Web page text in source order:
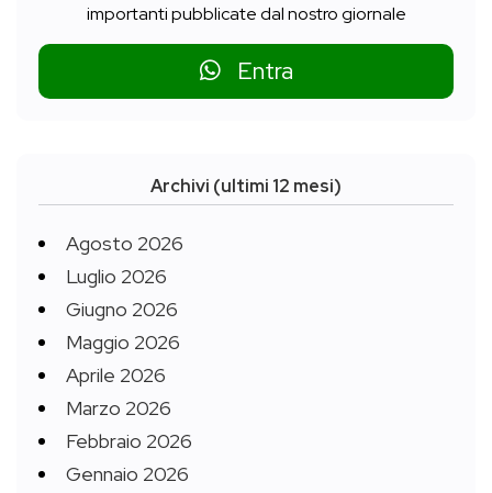
importanti pubblicate dal nostro giornale
Entra
Archivi (ultimi 12 mesi)
Agosto 2026
Luglio 2026
Giugno 2026
Maggio 2026
Aprile 2026
Marzo 2026
Febbraio 2026
Gennaio 2026